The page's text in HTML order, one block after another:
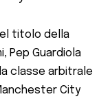
titolo della
Pep Guardiola
classe arbitrale
City